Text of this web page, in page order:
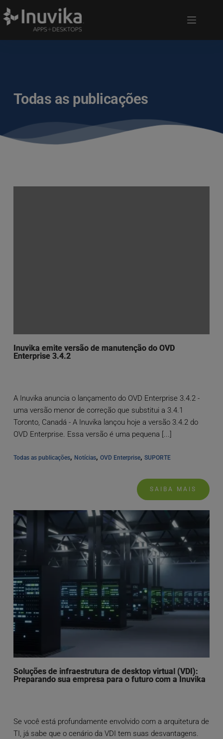
Todas as publicações
Inuvika emite versão de manutenção do OVD
Enterprise 3.4.2
A Inuvika anuncia o lançamento do OVD Enterprise 3.4.2 -
uma versão menor de correção que substitui a 3.4.1
Toronto, Canadá - A Inuvika lançou hoje a versão 3.4.2 do
OVD Enterprise. Essa versão é uma pequena [...]
Todas as publicações, Notícias, OVD Enterprise, SUPORTE
SAIBA MAIS
Soluções de infraestrutura de desktop virtual (VDI):
Preparando sua empresa para o futuro com a Inuvika
Se você está profundamente envolvido com a arquitetura de
TI, já sabe que o cenário da VDI tem suas desvantagens.